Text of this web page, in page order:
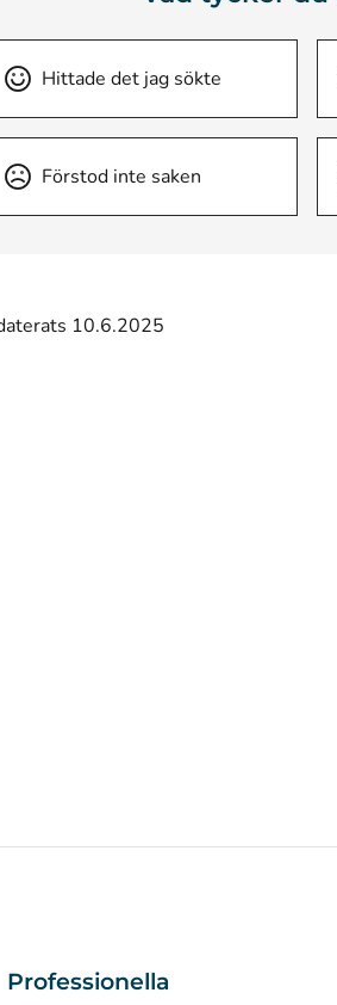
Hittade det jag sökte
Förstod inte saken
10.6.2025
Professionella